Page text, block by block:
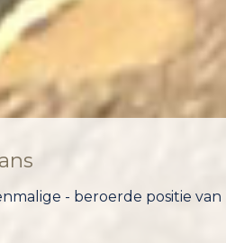
- beroerde positie